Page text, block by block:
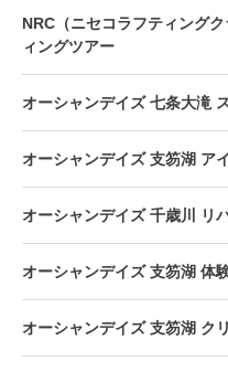
NRC（ニセコラフティング
ィングツアー
オーシャンデイズ 七条大滝
オーシャンデイズ 支笏湖 ア
オーシャンデイズ 千歳川 リ
オーシャンデイズ 支笏湖 体
オーシャンデイズ 支笏湖 ク